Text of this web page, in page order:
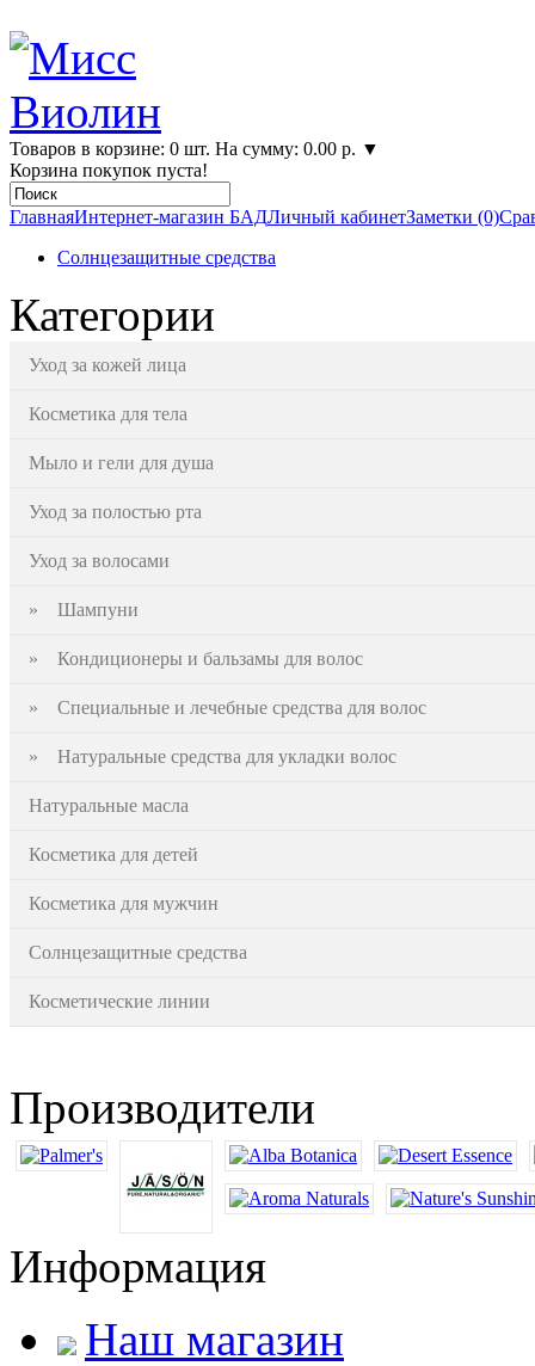
Товаров в корзине: 0 шт. На сумму: 0.00 р. ▼
Корзина покупок пуста!
ГлавнаяИнтернет-магазин БАДЛичный кабинетЗаметки (0)
Солнцезащитные средства
Категории
Уход за кожей лица
Косметика для тела
Мыло и гели для душа
Уход за полостью рта
Уход за волосами
» Шампуни
» Кондиционеры и бальзамы для волос
» Специальные и лечебные средства для волос
» Натуральные средства для укладки волос
Натуральные масла
Косметика для детей
Косметика для мужчин
Солнцезащитные средства
Косметические линии
Производители
Информация
Наш магазин